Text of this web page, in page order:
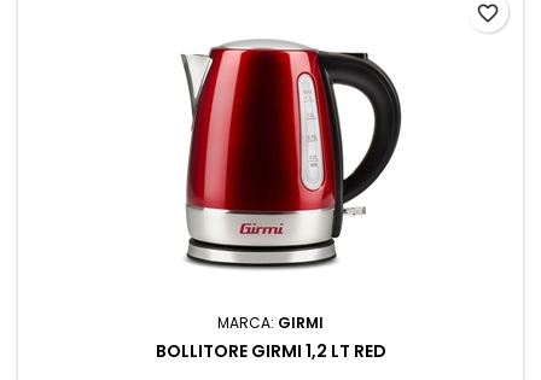
MARCA: GIRMI
BOLLITORE GIRMI 1,2 LT RED
favorite_border